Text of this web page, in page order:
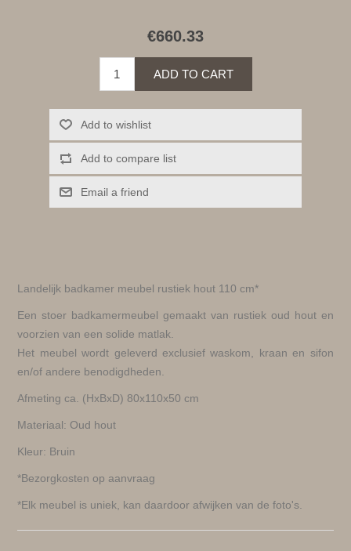
€660.33
ADD TO CART
Add to wishlist
Add to compare list
Email a friend
Landelijk badkamer meubel rustiek hout 110 cm*
Een stoer badkamermeubel gemaakt van rustiek oud hout en
voorzien van een solide matlak.
Het meubel wordt geleverd exclusief waskom, kraan en sifon
en/of andere benodigdheden.
Afmeting ca. (HxBxD) 80x110x50 cm
Materiaal: Oud hout
Kleur: Bruin
*Bezorgkosten op aanvraag
*Elk meubel is uniek, kan daardoor afwijken van de foto's.